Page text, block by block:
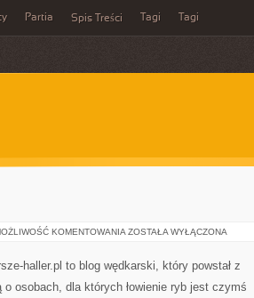
Partia Spis Treści Tagi Tagi
KOMENTOWANIA KULINARIA
ZOSTAŁA WYŁĄCZONA
haller.pl to blog wędkarski, który powstał z
o osobach, dla których łowienie ryb jest czymś